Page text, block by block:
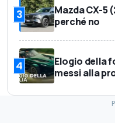
3
Mazda CX-5
perché no
4
Elogio della
messi alla